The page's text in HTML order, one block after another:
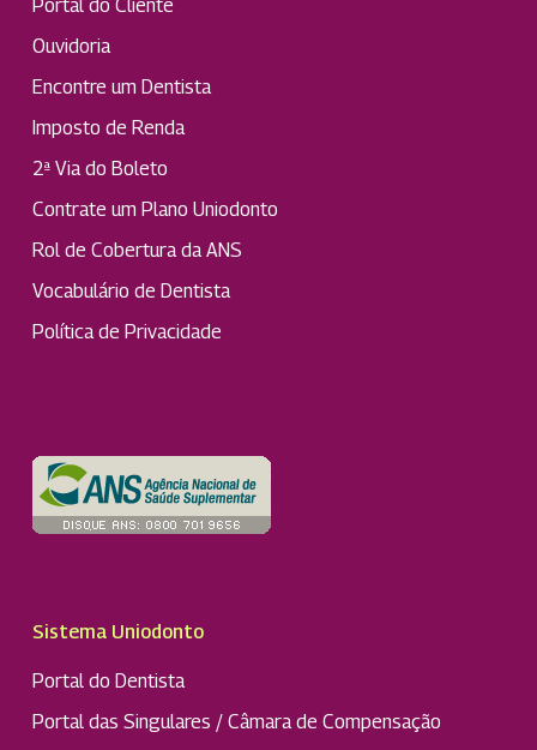
Portal do Cliente
Ouvidoria
Encontre um Dentista
Imposto de Renda
2ª Via do Boleto
Contrate um Plano Uniodonto
Rol de Cobertura da ANS
Vocabulário de Dentista
Política de Privacidade
Sistema Uniodonto
Portal do Dentista
Portal das Singulares / Câmara de Compensação